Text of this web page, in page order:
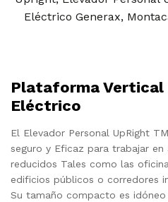
Eléctrico Generax,
Plataforma
Eléctrico
El Elevador Personal UpRight
seguro y Eficaz para trabajar
reducidos Tales como las
edificios públicos o corredores
Su tamaño compacto es